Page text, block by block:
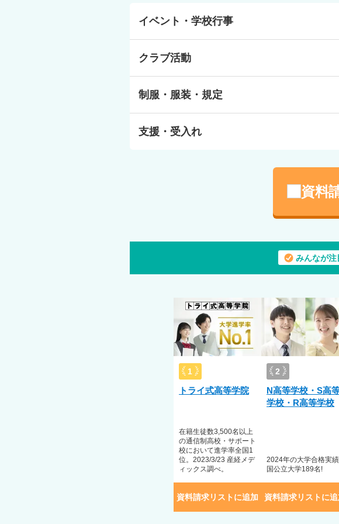
イベント・学校行事
トです。 （参加は任意※応援だけでも可）
・好きなものを選んで参加ができる特別活動は様々な
落語鑑賞、DJ＆VJ体験、体力自慢大会など、興味があ
クラブ活動
みなさんがやりたいと思う部活動を一緒に立ち上げてい
制服・服装・規定
ネクタイとリボンがアクセントになっています。（購入
支援・受入れ
担任の先生が必要に応じてカウンセリングを行います
生活サポート・メンタルケア
ンセラーに加えて、専門の外部機関とも連携している
ど自由に参加できる行事に加えて交流会もあるので友
午後スタートカリキュラム カウンセラー相談 保護者相談
受入実績
不登校／アスペルガー症候群（AS）／自閉症スペクト
※対応が必要な事柄がありましたら、出願前にアドミ
資料
みんなが注
1
トライ式高等学院
在籍⽣徒数3,500名以上
の通信制⾼校・サポート
校において進学率全国1
位。2023/3/23 産経メデ
ィックス調べ。
資料請求リストに追加
2
N高等学校・S高
学校・R高等学校
2024年の大学合格実績
国公立大学189名!
資料請求リストに追